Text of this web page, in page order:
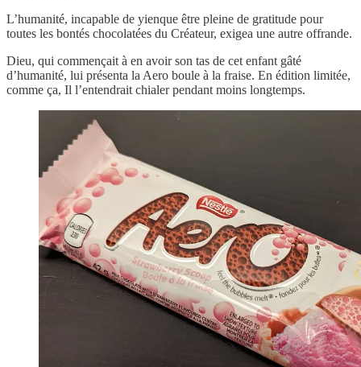
L’humanité, incapable de yienque être pleine de gratitude pour
toutes les bontés chocolatées du Créateur, exigea une autre offrande.
Dieu, qui commençait à en avoir son tas de cet enfant gâté
d’humanité, lui présenta la Aero boule à la fraise. En édition limitée,
comme ça, Il l’entendrait chialer pendant moins longtemps.